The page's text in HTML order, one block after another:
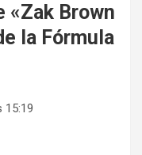
«Zak Brown
la Fórmula
15:19